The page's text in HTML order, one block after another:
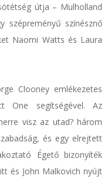
útja – Mulholland
szépreményű színésznő
Naomi Watts és Laura
Clooney emlékezetes
One segítségével. Az
visz az utad? három
és egy elrejtett
Égető bizonyíték
és John Malkovich nyújt